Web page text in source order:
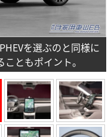
を選ぶのと同様に
ともポイント。